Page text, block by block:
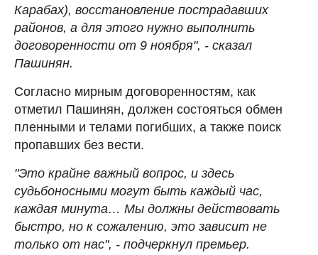
Карабах), восстановление пострадавших
районов, а для этого нужно выполнить
договоренности от 9 ноября", - сказал
Пашинян.
Согласно мирным договоренностям, как
отметил Пашинян, должен состояться обмен
пленными и телами погибших, а также поиск
пропавших без вести.
"Это крайне важный вопрос, и здесь
судьбоносными могут быть каждый час,
каждая минута… Мы должны действовать
быстро, но к сожалению, это зависит не
только от нас", - подчеркнул премьер.